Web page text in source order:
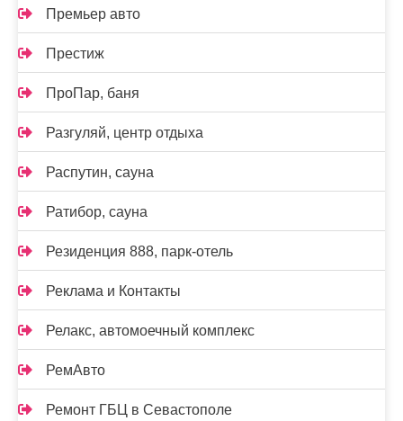
Премьер авто
Престиж
ПроПар, баня
Разгуляй, центр отдыха
Распутин, сауна
Ратибор, сауна
Резиденция 888, парк-отель
Реклама и Контакты
Релакс, автомоечный комплекс
РемАвто
Ремонт ГБЦ в Севастополе